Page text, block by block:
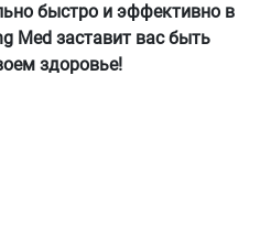
быстро и эффективно в
Med заставит вас быть
здоровье!